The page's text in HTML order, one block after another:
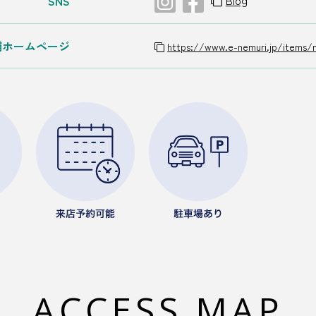
ームページ https://www.e-nemuri.jp/items/